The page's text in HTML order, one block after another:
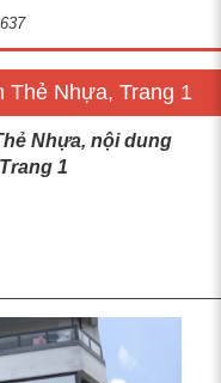
Thẻ Nhựa, Trang 1
Nhựa, nội dung
1